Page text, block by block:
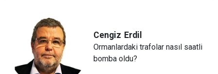
Cengiz Erdil
Ormanlardaki trafolar nasıl saatli
bomba oldu?